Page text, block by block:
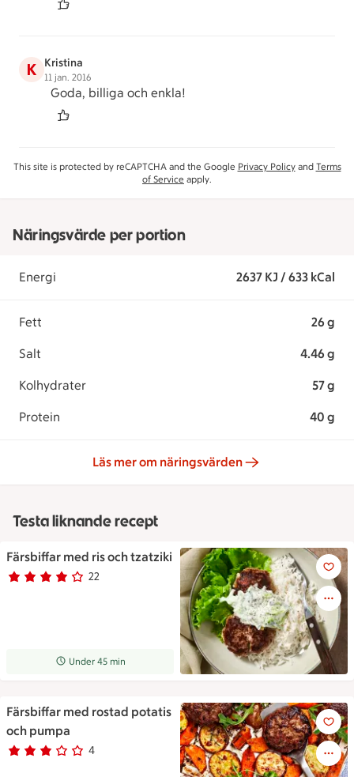
K Kristina
11 jan. 2016
Goda, billiga och enkla!
This site is protected by reCAPTCHA and the Google Privacy Policyand Terms
of Service apply.
Näringsvärde per portion
Energi 2637 KJ / 633 kCal
Fett 26 g
Salt 4.46 g
Kolhydrater 57 g
Protein 40 g
Läs mer om näringsvärden
Testa liknande recept
Färsbiffar med ris och tzatziki
Betyg 3.8 av 5. 22
22 personer har röstat
Receptet tar Under 45 min att tillaga
Under 45 min
Färsbiffar med ris och tzatziki
Färsbiffar med rostad potatis
och pumpa
Betyg 2.8 av 5. 4
4 personer har röstat
Färsbiffar med rostad potatis